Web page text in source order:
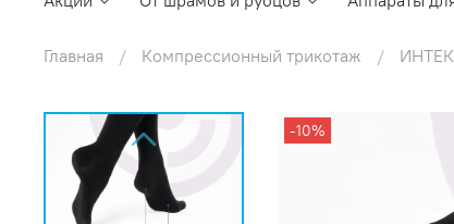
Главная Компрессионный трикотаж
-10%